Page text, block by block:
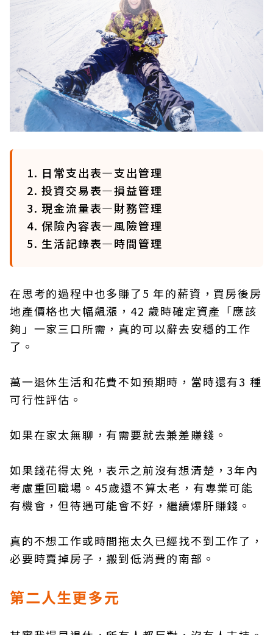
1. 日常支出表—支出管理
2. 投資交易表—損益管理
3. 現金流量表—財務管理
4. 保險內容表—風險管理
5. 生活記錄表—時間管理
在思考的過程中也多賺了5 年的薪資，買房後房
地產價格也大幅飆漲，42 歲時確定資產「應該
夠」一家三口所需，真的可以辭去安穩的工作
了。
萬一退休生活和花費不如預期時，當時還有3 種
可行性評估。
如果在家太無聊，有需要就去兼差賺錢。
如果錢花得太兇，表示之前沒有想清楚，3年內
考慮重回職場。45歲還不算太老，有專業可能
有機會，但待遇可能會不好，繼續爆肝賺錢。
真的不想工作或時間拖太久已經找不到工作了，
必要時賣掉房子，搬到低消費的南部。
第二人生更多元